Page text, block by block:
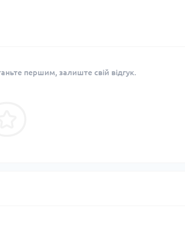
першим, залиште свій відгук.